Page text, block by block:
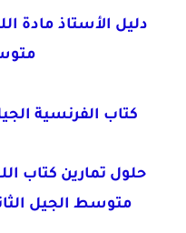
دليل الأستاذ مادة
حلول تمارين كتاب